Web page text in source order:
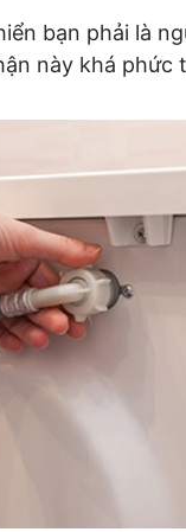
bạn phải là
này khá phức